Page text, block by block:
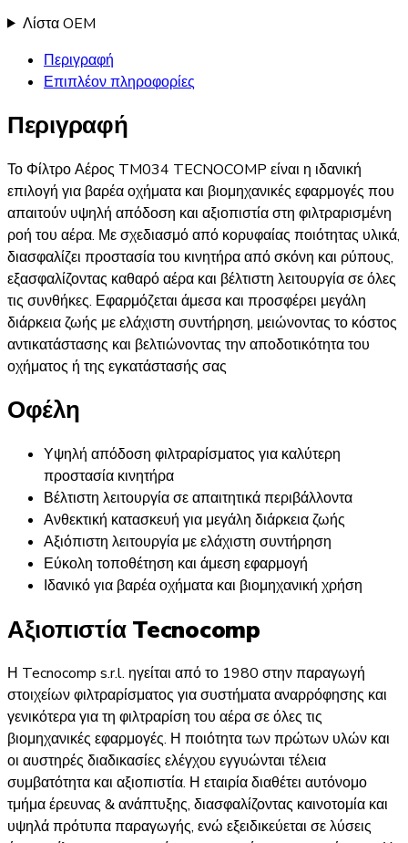
Λίστα OEM
Περιγραφή
Επιπλέον πληροφορίες
Περιγραφή
Το Φίλτρο Αέρος TM034 TECNOCOMP είναι η ιδανική
επιλογή για βαρέα οχήματα και βιομηχανικές εφαρμογές που
απαιτούν υψηλή απόδοση και αξιοπιστία στη φιλτραρισμένη
ροή του αέρα. Με σχεδιασμό από κορυφαίας ποιότητας υλικά,
διασφαλίζει προστασία του κινητήρα από σκόνη και ρύπους,
εξασφαλίζοντας καθαρό αέρα και βέλτιστη λειτουργία σε όλες
τις συνθήκες. Εφαρμόζεται άμεσα και προσφέρει μεγάλη
διάρκεια ζωής με ελάχιστη συντήρηση, μειώνοντας το κόστος
αντικατάστασης και βελτιώνοντας την αποδοτικότητα του
οχήματος ή της εγκατάστασής σας​
Οφέλη
Υψηλή απόδοση φιλτραρίσματος για καλύτερη
προστασία κινητήρα
Βέλτιστη λειτουργία σε απαιτητικά περιβάλλοντα
Ανθεκτική κατασκευή για μεγάλη διάρκεια ζωής
Αξιόπιστη λειτουργία με ελάχιστη συντήρηση
Εύκολη τοποθέτηση και άμεση εφαρμογή
Ιδανικό για βαρέα οχήματα και βιομηχανική χρήση
Αξιοπιστία Tecnocomp
Η Tecnocomp s.r.l. ηγείται από το 1980 στην παραγωγή
στοιχείων φιλτραρίσματος για συστήματα αναρρόφησης και
γενικότερα για τη φιλτραρίση του αέρα σε όλες τις
βιομηχανικές εφαρμογές. Η ποιότητα των πρώτων υλών και
οι αυστηρές διαδικασίες ελέγχου εγγυώνται τέλεια
συμβατότητα και αξιοπιστία. Η εταιρία διαθέτει αυτόνομο
τμήμα έρευνας & ανάπτυξης, διασφαλίζοντας καινοτομία και
υψηλά πρότυπα παραγωγής, ενώ εξειδικεύεται σε λύσεις